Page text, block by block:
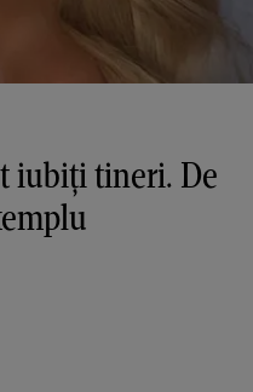
iubiți tineri. De